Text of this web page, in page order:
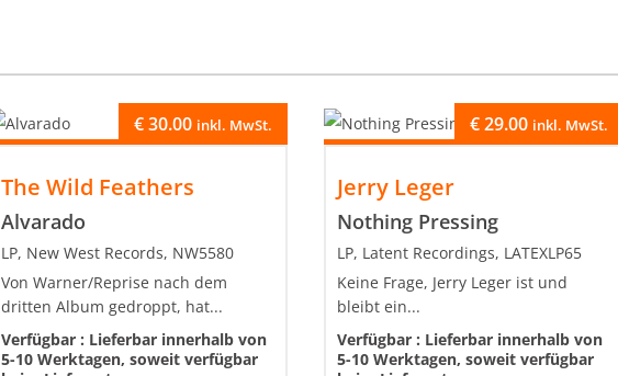
The Wild Feathers
Alvarado
€30.00 inkl. MwSt.
LP, New West Records, NW5580
Von Warner/Reprise nach dem
dritten Album gedroppt, hat...
Verfügbar : Lieferbar innerhalb von
5-10 Werktagen, soweit verfügbar
Jerry Leger
Nothing Pressing
€29.00 inkl. MwSt.
LP, Latent Recordings, LATEXLP65
Keine Frage, Jerry Leger ist und
bleibt ein...
Verfügbar : Lieferbar innerhalb von
5-10 Werktagen, soweit verfügbar